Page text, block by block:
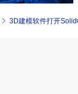
3D建模软件打开